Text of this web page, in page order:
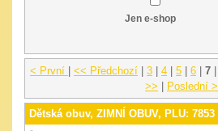
Jen e-shop
< První << Předchozí 3 4 5 6 7
>>
Poslední >
Dětská obuv, ZIMNÍ OBUV, PLU: 7853